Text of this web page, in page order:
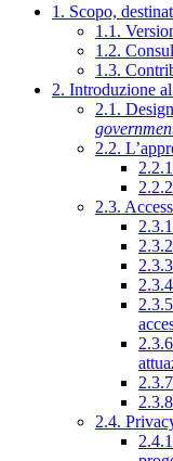
1. Scopo,
1.1.
1.2.
1.3.
2. Introduzione
2.1.
2.2.
2.3.
2.4.